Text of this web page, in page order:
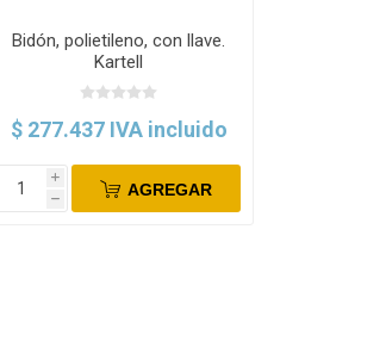
Bidón, polietileno, con llave.
Kartell
$ 277.437 IVA incluido
i
h AGREGAR